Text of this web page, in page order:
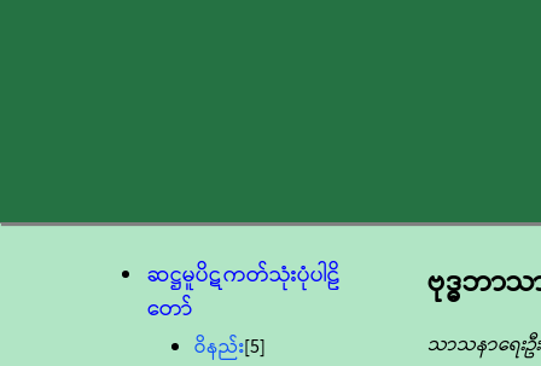
ဆဋ္ဌမူပိဋကတ်သုံးပုံပါဠိ
တော်
ဝိနည်း[5]
ဗုဒ္ဓဘာ
သာသနာရေးဦ